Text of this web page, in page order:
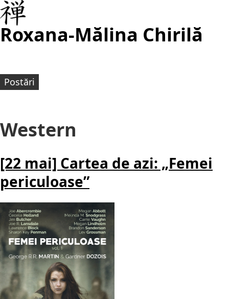
Roxana-Mălina Chirilă
Postări
Western
[22 mai] Cartea de azi: „Femei
periculoase”